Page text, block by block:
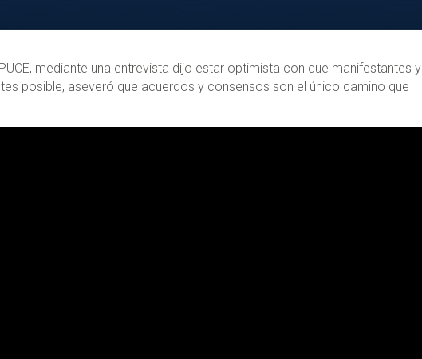
mediante una entrevista dijo estar optimista con que manifestantes y
posible, aseveró que acuerdos y consensos son el único camino que